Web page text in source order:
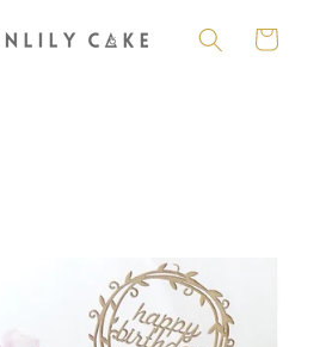
物